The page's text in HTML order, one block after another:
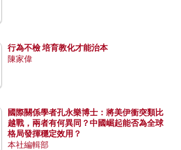
行為不檢 培育教化才能治本
陳家偉
國際關係學者孔永樂博士：將美伊衝突類比
越戰，兩者有何異同？中國崛起能否為全球
格局發揮穩定效用？
本社編輯部